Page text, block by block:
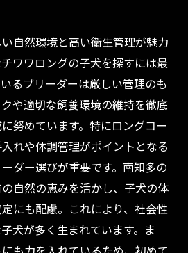
過ごす
ング子犬販売事情と最新の人
購入後に役立つケア方法と長
訣
自然環境と高い衛生管理が魅力
ワワロングの子犬を探すには最
るブリーダーは厳しい管理のも
や適切な飼養環境の維持を徹底
努めています。特にロングコー
れや体調管理がポイントとなる
ダー選びが重要です。南知多の
自然の恵みを活かし、子犬の体
にも配慮。これにより、社会性
犬が多く生まれています。ま